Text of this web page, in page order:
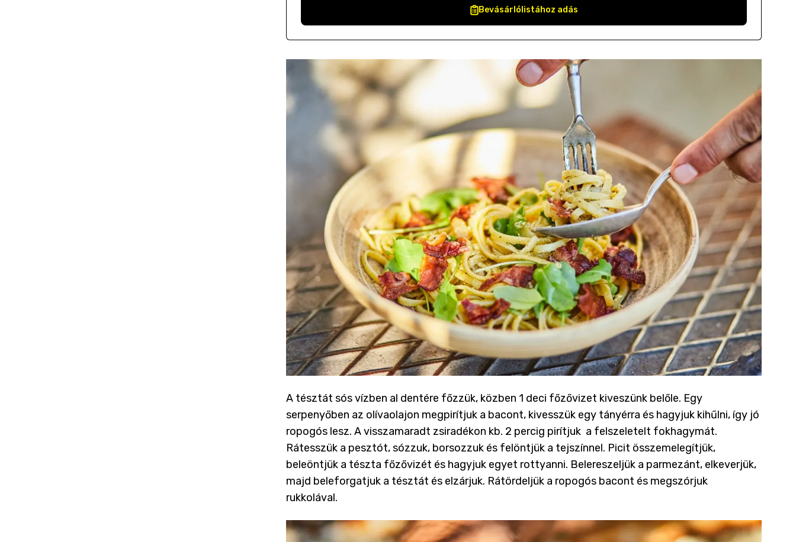
Bevásárlólistához adás
A tésztát sós vízben al dentére főzzük, közben 1 deci főzővizet kiveszünk belőle. Egy
serpenyőben az olívaolajon megpirítjuk a bacont, kivesszük egy tányérra és hagyjuk kihűlni, így jó
ropogós lesz. A visszamaradt zsiradékon kb. 2 percig pirítjuk a felszeletelt fokhagymát.
Rátesszük a pesztót, sózzuk, borsozzuk és felöntjük a tejszínnel. Picit összemelegítjük,
beleöntjük a tészta főzővizét és hagyjuk egyet rottyanni. Belereszeljük a parmezánt, elkeverjük,
majd beleforgatjuk a tésztát és elzárjuk. Rátördeljük a ropogós bacont és megszórjuk
rukkolával.